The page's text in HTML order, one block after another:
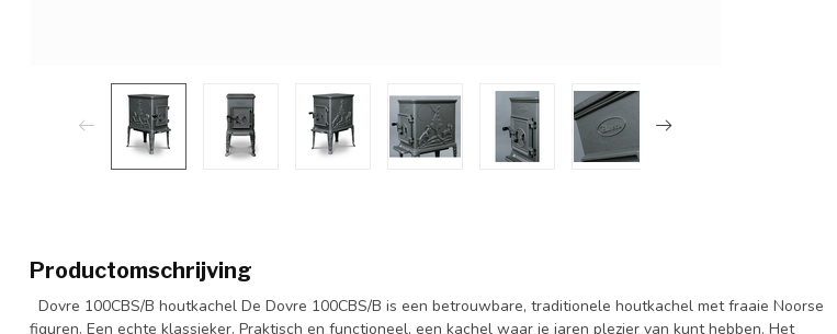
Productomschrijving
Dovre 100CBS/B houtkachel De Dovre 100CBS/B is een betrouwbare, traditionele houtkachel met fraaie Noorse
figuren. Een echte klassieker. Praktisch en functioneel, een kachel waar je jaren plezier van kunt hebben. Het